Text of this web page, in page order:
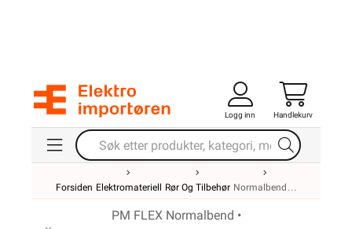
Logg inn Handlekurv
Forsiden Elektromateriell Rør Og Tilbehør Normalbend
PM FLEX Normalbend •